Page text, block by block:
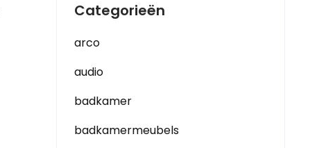
Categorieën
arco
audio
badkamer
badkamermeubels